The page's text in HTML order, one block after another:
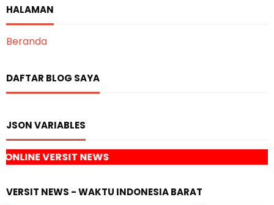
HALAMAN
Beranda
DAFTAR BLOG SAYA
JSON VARIABLES
VERSIT NEWS - WAKTU INDONESIA BARAT